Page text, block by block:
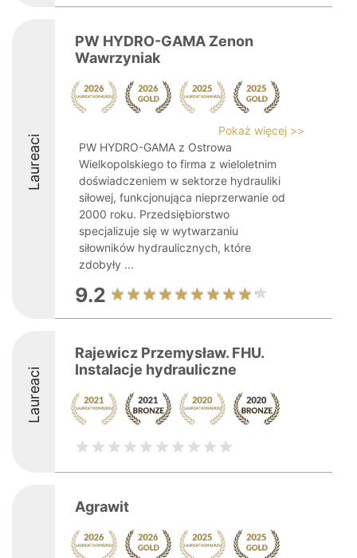
Laureaci
PW HYDRO-GAMA Zenon
Wawrzyniak
Pokaż więcej >>
PW HYDRO-GAMA z Ostrowa
Wielkopolskiego to firma z wieloletnim
doświadczeniem w sektorze hydrauliki
siłowej, funkcjonująca nieprzerwanie od
2000 roku. Przedsiębiorstwo
specjalizuje się w wytwarzaniu
siłowników hydraulicznych, które
zdobyły ...
9.2
Laureaci
Rajewicz Przemysław. FHU.
Instalacje hydrauliczne
Agrawit